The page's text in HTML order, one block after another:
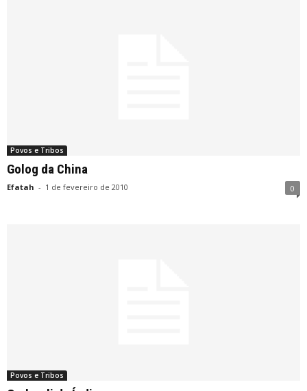
Povos e Tribos
Golog da China
Efatah - 1 de fevereiro de 2010 0
Povos e Tribos